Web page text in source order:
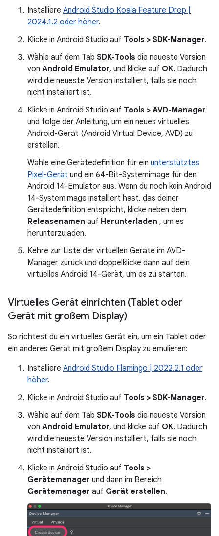
Installiere Android Studio Koala Feature Drop |
2024.1.2 oder höher.
Klicke in Android Studio auf Tools > SDK-Manager.
Wähle auf dem Tab SDK-Tools die neueste Version
von Android Emulator, und klicke auf OK. Dadurch
wird die neueste Version installiert, falls sie noch
nicht installiert ist.
Klicke in Android Studio auf Tools > AVD-Manager
und folge der Anleitung, um ein neues virtuelles
Android-Gerät (Android Virtual Device, AVD) zu
erstellen.
Wähle eine Gerätedefinition für ein unterstütztes
Pixel-Gerät und ein 64-Bit-Systemimage für den
Android 14-Emulator aus. Wenn du noch kein Android
14-Systemimage installiert hast, das deiner
Gerätedefinition entspricht, klicke neben dem
Releasenamen auf Herunterladen , um es
herunterzuladen.
Kehre zur Liste der virtuellen Geräte im AVD-
Manager zurück und doppelklicke dann auf dein
virtuelles Android 14-Gerät, um es zu starten.
Virtuelles Gerät einrichten (Tablet oder
Gerät mit großem Display)
So richtest du ein virtuelles Gerät ein, um ein Tablet oder
ein anderes Gerät mit großem Display zu emulieren:
Installiere Android Studio Flamingo | 2022.2.1 oder
höher.
Klicke in Android Studio auf Tools > SDK-Manager.
Wähle auf dem Tab SDK-Tools die neueste Version
von Android Emulator, und klicke auf OK. Dadurch
wird die neueste Version installiert, falls sie noch
nicht installiert ist.
Klicke in Android Studio auf Tools >
Gerätemanager und dann im Bereich
Gerätemanager auf Gerät erstellen.